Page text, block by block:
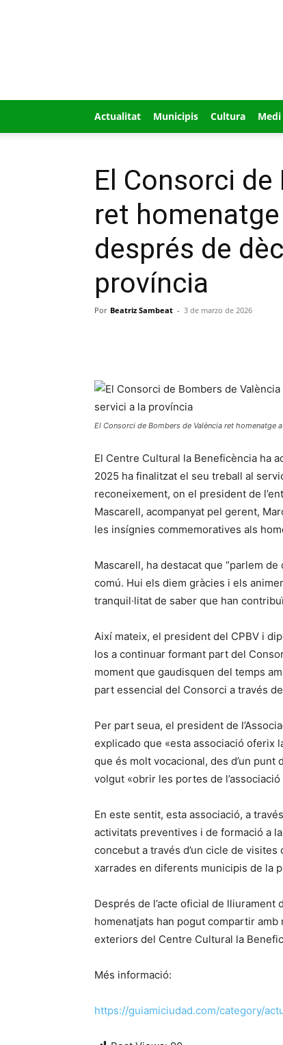
Actualitat Municipis Cultura
El Consorci
ret
després de
província
Por Beatriz Sambeat - 3 de marzo de 2026
El Consorci de Bombers de València ret
El Centre Cultural la Beneficència ha
2025 ha finalitzat el seu treball al
reconeixement, on el president de
Mascarell, acompanyat pel gerent,
les insígnies commemoratives als
Mascarell, ha destacat que “parlem
comú. Hui els diem gràcies i els
tranquil·litat de saber que han
Així mateix, el president del CPBV i
los a continuar formant part del
moment que gaudisquen del temps
part essencial del Consorci a través
Per part seua, el president de
explicado que «esta associació oferix
que és molt vocacional, des d’un
volgut «obrir les portes de
En este sentit, esta associació, a
activitats preventives i de formació a
concebut a través d’un cicle de
xarrades en diferents municipis de la
Després de l’acte oficial de
homenatjats han pogut compartir
exteriors del Centre Cultural la
Més informació:
https://guiamiciudad.com/category/